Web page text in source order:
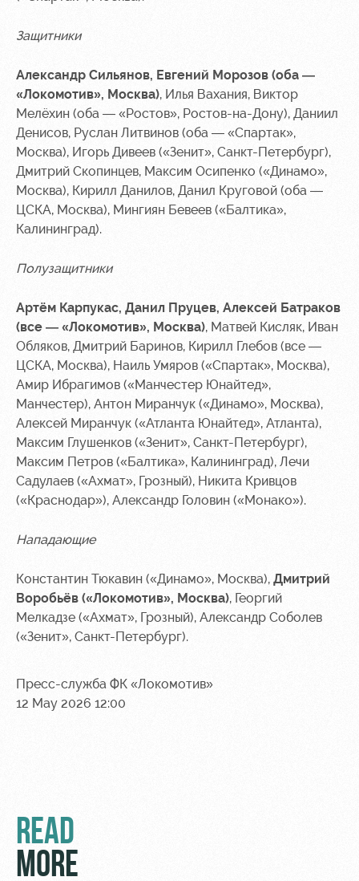
Защитники
Александр Сильянов, Евгений Морозов (оба —
«Локомотив», Москва), Илья Вахания, Виктор
Мелёхин (оба — «Ростов», Ростов-на-Дону), Даниил
Денисов, Руслан Литвинов (оба — «Спартак»,
Москва), Игорь Дивеев («Зенит», Санкт-Петербург),
Дмитрий Скопинцев, Максим Осипенко («Динамо»,
Москва), Кирилл Данилов, Данил Круговой (оба —
ЦСКА, Москва), Мингиян Бевеев («Балтика»,
Калининград).
Полузащитники
Артём Карпукас, Данил Пруцев, Алексей Батраков
(все — «Локомотив», Москва), Матвей Кисляк, Иван
Обляков, Дмитрий Баринов, Кирилл Глебов (все —
ЦСКА, Москва), Наиль Умяров («Спартак», Москва),
Амир Ибрагимов («Манчестер Юнайтед»,
Манчестер), Антон Миранчук («Динамо», Москва),
Алексей Миранчук («Атланта Юнайтед», Атланта),
Максим Глушенков («Зенит», Санкт-Петербург),
Максим Петров («Балтика», Калининград), Лечи
Садулаев («Ахмат», Грозный), Никита Кривцов
(«Краснодар»), Александр Головин («Монако»).
Нападающие
Константин Тюкавин («Динамо», Москва), Дмитрий
Воробьёв («Локомотив», Москва), Георгий
Мелкадзе («Ахмат», Грозный), Александр Соболев
(«Зенит», Санкт-Петербург).
Пресс-служба ФК «Локомотив»
12 May 2026 12:00
READ
MORE